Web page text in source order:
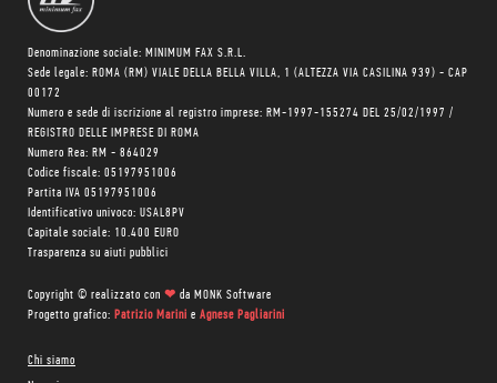
Denominazione sociale: MINIMUM FAX S.R.L.
Sede legale: ROMA (RM) VIALE DELLA BELLA VILLA, 1 (ALTEZZA VIA CASILINA 939) - CAP
00172
Numero e sede di iscrizione al registro imprese: RM-1997-155274 DEL 25/02/1997 /
REGISTRO DELLE IMPRESE DI ROMA
Numero Rea: RM - 864029
Codice fiscale: 05197951006
Partita IVA 05197951006
Identificativo univoco: USAL8PV
Capitale sociale: 10.400 EURO
Trasparenza su aiuti pubblici
Copyright © realizzato con ❤ da MONK Software
Progetto grafico: Patrizio Marini e Agnese Pagliarini
Chi siamo